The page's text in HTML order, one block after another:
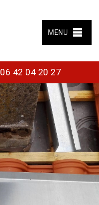
MENU
06 42 04 20 27